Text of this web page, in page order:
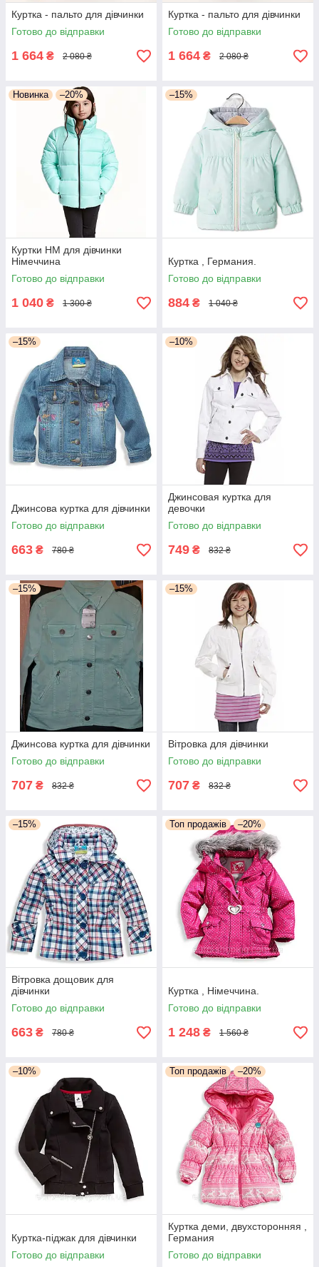
Куртка - пальто для дівчинки
Готово до відправки
1 664 ₴ 2 080 ₴
Куртка - пальто для дівчинки
Готово до відправки
1 664 ₴ 2 080 ₴
Новинка –20%
Куртки НМ для дівчинки
Німеччина
Готово до відправки
1 040 ₴ 1 300 ₴
–15%
Куртка , Германия.
Готово до відправки
884 ₴ 1 040 ₴
–15%
Джинсова куртка для дівчинки
Готово до відправки
663 ₴ 780 ₴
–10%
Джинсовая куртка для
девочки
Готово до відправки
749 ₴ 832 ₴
–15%
Джинсова куртка для дівчинки
Готово до відправки
707 ₴ 832 ₴
–15%
Вітровка для дівчинки
Готово до відправки
707 ₴ 832 ₴
–15%
Вітровка дощовик для
дівчинки
Готово до відправки
663 ₴ 780 ₴
Топ продажів –20%
Куртка , Німеччина.
Готово до відправки
1 248 ₴ 1 560 ₴
–10%
Куртка-піджак для дівчинки
Готово до відправки
Топ продажів –20%
Куртка деми, двухсторонняя ,
Германия
Готово до відправки